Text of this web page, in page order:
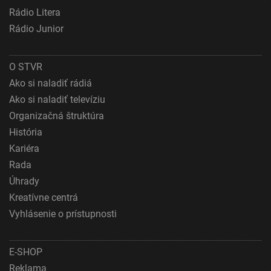
Vytvoriť profily na prispôsobenie obsahu
Použiť profily na výber prispôsobeného obsahu
Meranie výkonnosti obsahu
alebo spájania údajov z rôznych zdrojov
Vývoj a zlepšovanie služieb
Použitie obmedzených údajov na výber obsahu
Špeciálne funkcie IAB:
Používanie presných údajov o geografickej
polohe
Identifikácia zariadení na základe aktívne
vyžiadaných informácií
Rádio Litera
Rádio Junior
O STVR
Ako si naladiť rádiá
Ako si naladiť televíziu
Organizačná štruktúra
História
Kariéra
Rada
Úhrady
Kreatívne centrá
Vyhlásenie o prístupnosti
E-SHOP
Reklama